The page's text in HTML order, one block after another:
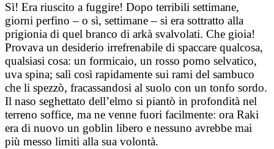
Sì! Era riuscito a fuggire! Dopo terribili settimane,
giorni perfino – o sì, settimane – si era sottratto alla
prigionia di quel branco di arkà svalvolati. Che gioia!
Provava un desiderio irrefrenabile di spaccare qualcosa,
qualsiasi cosa: un formicaio, un rosso pomo selvatico,
uva spina; salì così rapidamente sui rami del sambuco
che li spezzò, fracassandosi al suolo con un tonfo sordo.
Il naso seghettato dell’elmo si piantò in profondità nel
terreno soffice, ma ne venne fuori facilmente: ora Raki
era di nuovo un goblin libero e nessuno avrebbe mai
più messo limiti alla sua volontà.